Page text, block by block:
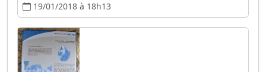
19/01/2018 à 18h13